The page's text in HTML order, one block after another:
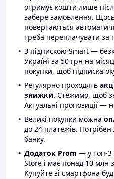
отримує кошти лише
забере замовлення.
повертаються
треба переплачувати за
З підпискою Smart —
Україні за 50 грн на
покупки, щоб підписка
Регулярно проходять
знижки. Стежимо, щоб
Актуальні пропозиції —
Великі покупки можна
до 24 платежів.
банку.
Додаток Prom — у топ-3
Store і має понад 10 млн
Купуйте зі смартфона